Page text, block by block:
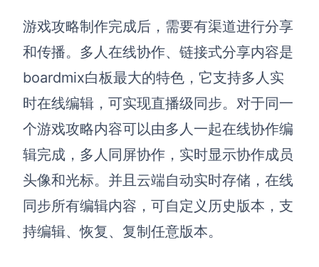
游戏攻略制作完成后，需要有渠道进行分享
和传播。多人在线协作、链接式分享内容是
boardmix白板最大的特色，它支持多人实
时在线编辑，可实现直播级同步。对于同一
个游戏攻略内容可以由多人一起在线协作编
辑完成，多人同屏协作，实时显示协作成员
头像和光标。并且云端自动实时存储，在线
同步所有编辑内容，可自定义历史版本，支
持编辑、恢复、复制任意版本。